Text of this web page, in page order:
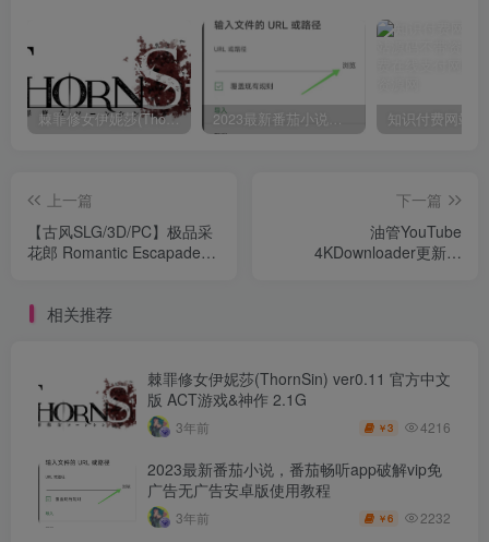
棘罪修女伊妮莎(ThornSin) ver0.11 官方中文版 ACT游戏&神作 2.1G 2023最新番茄小说，番茄畅听app破解vip免广告无广告安卓版使用教程
上一篇
【古风SLG/3D/PC】极品采
花郎 Romantic Escapades
下一篇
油管YouTube
4KDownloader更新到
相关推荐
棘罪修女伊妮莎(ThornSin) ver0.11 官方中文
版 ACT游戏&神作 2.1G
3年前 ￥3 4216
2023最新番茄小说，番茄畅听app破解vip免
广告无广告安卓版使用教程
3年前 ￥6 2232